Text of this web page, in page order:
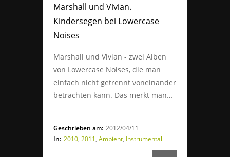
Marshall und Vivian.
Kindersegen bei Lowercase
Noises
Marshall und Vivian - zwei Alben
von Lowercase Noises, die man
einfach nicht getrennt voneinander
betrachten kann. Das merkt man…
Geschrieben am: 2012/04/11
In: 2010, 2011, Ambient, Instrumental